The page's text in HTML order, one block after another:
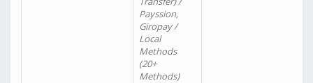
Payssion,
Giropay /
Local
Methods
(20+
Methods)